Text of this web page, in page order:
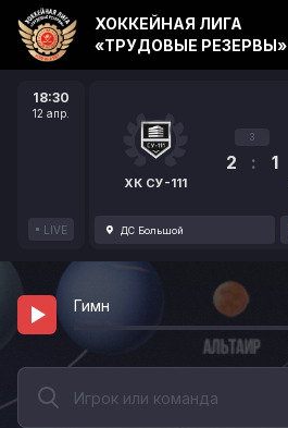
18:30
12 апр.
LIVE
ХК СУ-111
3
2 : 1
ДС Большой
ХОККЕЙНАЯ ЛИГА
«ТРУДОВЫЕ РЕЗЕРВЫ»
Гимн